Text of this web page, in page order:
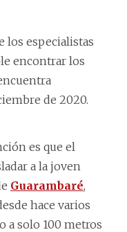
los especialistas
encontrar los
de 2020.
es que el
a la joven
Guarambaré,
hace varios
a solo 100 metros